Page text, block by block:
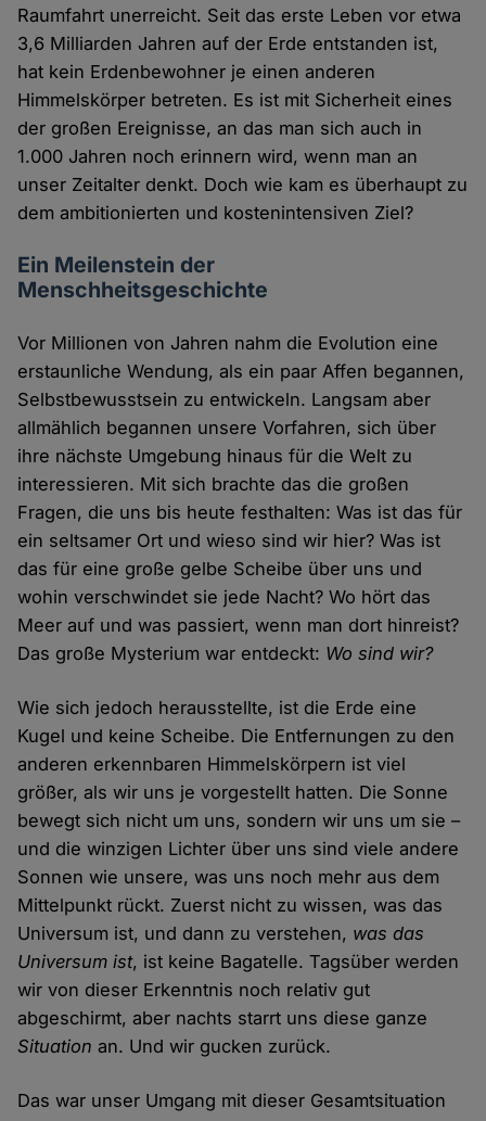
Raumfahrt unerreicht. Seit das erste Leben vor etwa
3,6 Milliarden Jahren auf der Erde entstanden ist,
hat kein Erdenbewohner je einen anderen
Himmelskörper betreten. Es ist mit Sicherheit eines
der großen Ereignisse, an das man sich auch in
1.000 Jahren noch erinnern wird, wenn man an
unser Zeitalter denkt. Doch wie kam es überhaupt zu
dem ambitionierten und kostenintensiven Ziel?
Ein Meilenstein der
Menschheitsgeschichte
Vor Millionen von Jahren nahm die Evolution eine
erstaunliche Wendung, als ein paar Affen begannen,
Selbstbewusstsein zu entwickeln. Langsam aber
allmählich begannen unsere Vorfahren, sich über
ihre nächste Umgebung hinaus für die Welt zu
interessieren. Mit sich brachte das die großen
Fragen, die uns bis heute festhalten: Was ist das für
ein seltsamer Ort und wieso sind wir hier? Was ist
das für eine große gelbe Scheibe über uns und
wohin verschwindet sie jede Nacht? Wo hört das
Meer auf und was passiert, wenn man dort hinreist?
Das große Mysterium war entdeckt: Wo sind wir?
Wie sich jedoch herausstellte, ist die Erde eine
Kugel und keine Scheibe. Die Entfernungen zu den
anderen erkennbaren Himmelskörpern ist viel
größer, als wir uns je vorgestellt hatten. Die Sonne
bewegt sich nicht um uns, sondern wir uns um sie –
und die winzigen Lichter über uns sind viele andere
Sonnen wie unsere, was uns noch mehr aus dem
Mittelpunkt rückt. Zuerst nicht zu wissen, was das
Universum ist, und dann zu verstehen, was das
Universum ist, ist keine Bagatelle. Tagsüber werden
wir von dieser Erkenntnis noch relativ gut
abgeschirmt, aber nachts starrt uns diese ganze
Situationan. Und wir gucken zurück.
Das war unser Umgang mit dieser Gesamtsituation